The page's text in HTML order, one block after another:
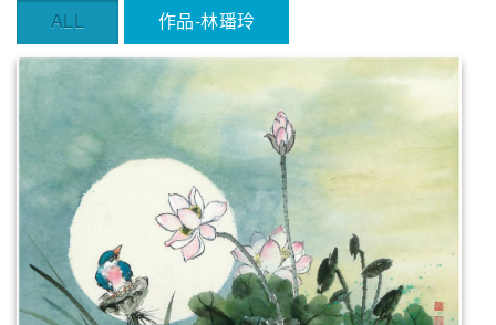
ALL 作品-林璠玲